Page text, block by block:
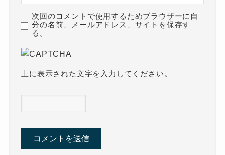
次回のコメントで使用するためブラウザーに自
分の名前、メールアドレス、サイトを保存す
る。
上に表示された文字を入力してください。